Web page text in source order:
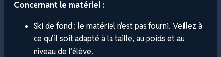
Concernant le matériel :
Ski de fond : le matériel n'est pas fourni. Veillez à
ce qu’il soit adapté à la taille, au poids et au
niveau de l’élève.